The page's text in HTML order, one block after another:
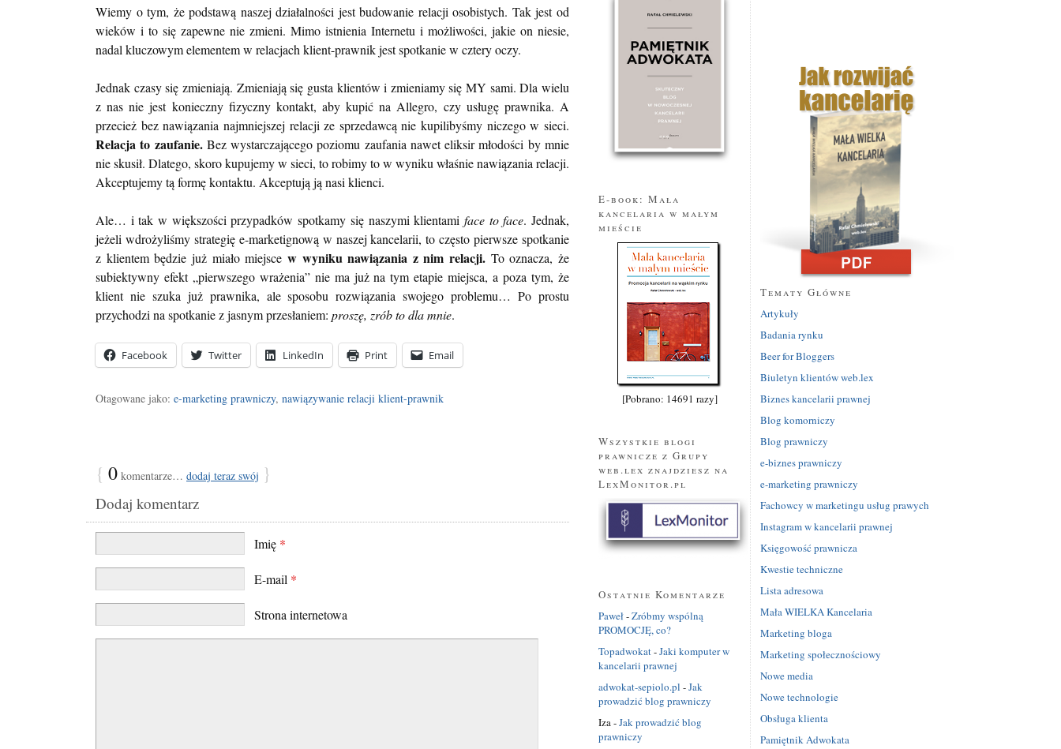
Wiemy o tym, że podstawą naszej działalności jest budowanie relacji osobistych. Tak jest od
wieków i to się zapewne nie zmieni. Mimo istnienia Internetu i możliwości, jakie on niesie,
nadal kluczowym elementem w relacjach klient-prawnik jest spotkanie w cztery oczy.
Jednak czasy się zmieniają. Zmieniają się gusta klientów i zmieniamy się MY sami. Dla wielu
z nas nie jest konieczny fizyczny kontakt, aby kupić na Allegro, czy usługę prawnika. A
przecież bez nawiązania najmniejszej relacji ze sprzedawcą nie kupilibyśmy niczego w sieci.
Relacja to zaufanie.Bez wystarczającego poziomu zaufania nawet eliksir młodości by mnie
nie skusił. Dlatego, skoro kupujemy w sieci, to robimy to w wyniku właśnie nawiązania relacji.
Akceptujemy tą formę kontaktu. Akceptują ją nasi klienci.
Ale… i tak w większości przypadków spotkamy się naszymi klientami face to face. Jednak,
jeżeli wdrożyliśmy strategię e-marketignową w naszej kancelarii, to często pierwsze spotkanie
z klientem będzie już miało miejsce w wyniku nawiązania z nim relacji. To oznacza, że
subiektywny efekt „pierwszego wrażenia” nie ma już na tym etapie miejsca, a poza tym, że
klient nie szuka już prawnika, ale sposobu rozwiązania swojego problemu… Po prostu
przychodzi na spotkanie z jasnym przesłaniem: proszę, zrób to dla mnie.
Facebook Twitter LinkedIn Print Email
Otagowane jako: e-marketing prawniczy, nawiązywanie relacji klient-prawnik
{ 0 komentarze… dodaj teraz swój }
Dodaj komentarz
Imię *
E-mail *
Strona internetowa
E-book: Mała
kancelaria w małym
mieście
[Pobrano: 14691 razy]
Wszystkie blogi
prawnicze z Grupy
web.lex znajdziesz na
LexMonitor.pl
Ostatnie Komentarze
Paweł-Zróbmy wspólną
PROMOCJĘ, co?
Topadwokat-Jaki komputer w
kancelarii prawnej
adwokat-sepiolo.pl -Jak
prowadzić blog prawniczy
Iza-Jak prowadzić blog
prawniczy
Tematy Główne
Artykuły
Badania rynku
Beer for Bloggers
Biuletyn klientów web.lex
Biznes kancelarii prawnej
Blog komorniczy
Blog prawniczy
e-biznes prawniczy
e-marketing prawniczy
Fachowcy w marketingu usług prawych
Instagram w kancelarii prawnej
Księgowość prawnicza
Kwestie techniczne
Lista adresowa
Mała WIELKA Kancelaria
Marketing bloga
Marketing społecznościowy
Nowe media
Nowe technologie
Obsługa klienta
Pamiętnik Adwokata